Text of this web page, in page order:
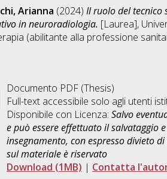
Arianna (2024) Il ruolo del tecnico
in neuroradiologia. [Laurea],
(abilitante alla professione
Documento PDF (Thesis)
Full-text accessibile solo agli utenti
Disponibile con Licenza: Salvo
e può essere effettuato il salvataggio
insegnamento, con espresso divieto
sul materiale è riservato
Download (1MB) | Contatta